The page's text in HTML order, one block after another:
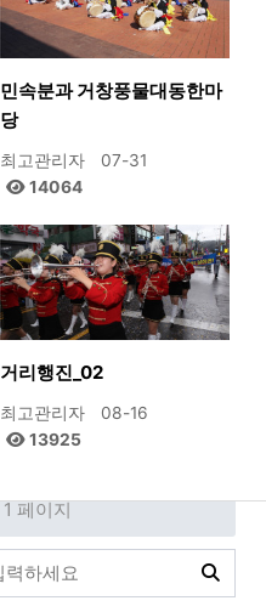
민속분과 거창풍물대동한마
당
최고관리자
07-31
14064
거리행진_02
최고관리자
08-16
13925
1 페이지